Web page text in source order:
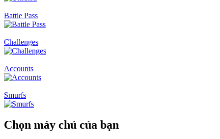
Battle Pass
Challenges
Accounts
Smurfs
Chọn máy chủ của bạn